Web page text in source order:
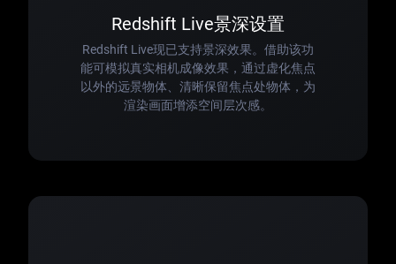
Redshift Live景深设置
Redshift Live现已支持景深效果。借助该功
能可模拟真实相机成像效果，通过虚化焦点
以外的远景物体、清晰保留焦点处物体，为
渲染画面增添空间层次感。